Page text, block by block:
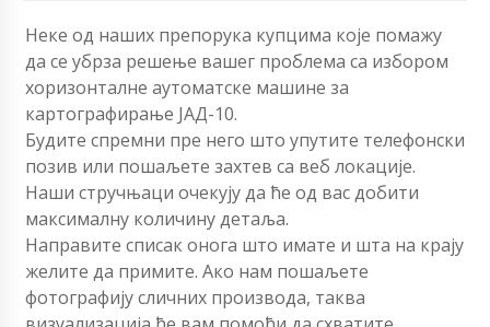
Неке од наших препорука купцима које помажу
да се убрза решење вашег проблема са избором
хоризонталне аутоматске машине за
картографирање ЈАД-10.
Будите спремни пре него што упутите телефонски
позив или пошаљете захтев са веб локације.
Наши стручњаци очекују да ће од вас добити
максималну количину детаља.
Направите списак онога што имате и шта на крају
желите да примите. Ако нам пошаљете
фотографију сличних производа, таква